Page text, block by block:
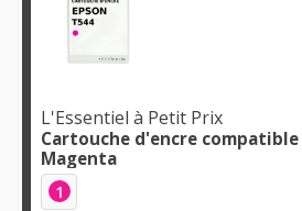
L'Essentiel à Petit Prix
Cartouche d'encre compatible
Magenta
1